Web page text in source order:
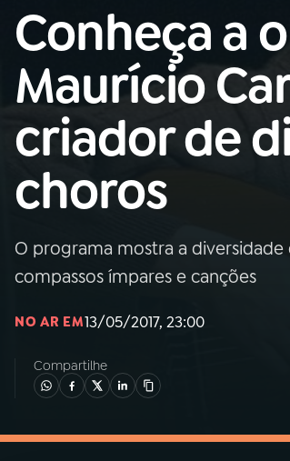
Buscar
na
Rádio
MEC
01 INÍCIO
02 A RÁDIO
03PROGRAMAÇÃO
05PODCASTS
Conheça a
Maurício
criador de
choros
O programa mostra a
compassos ímpares e canções
NO AR EM13/05/2017, 23:00
Compartilhe